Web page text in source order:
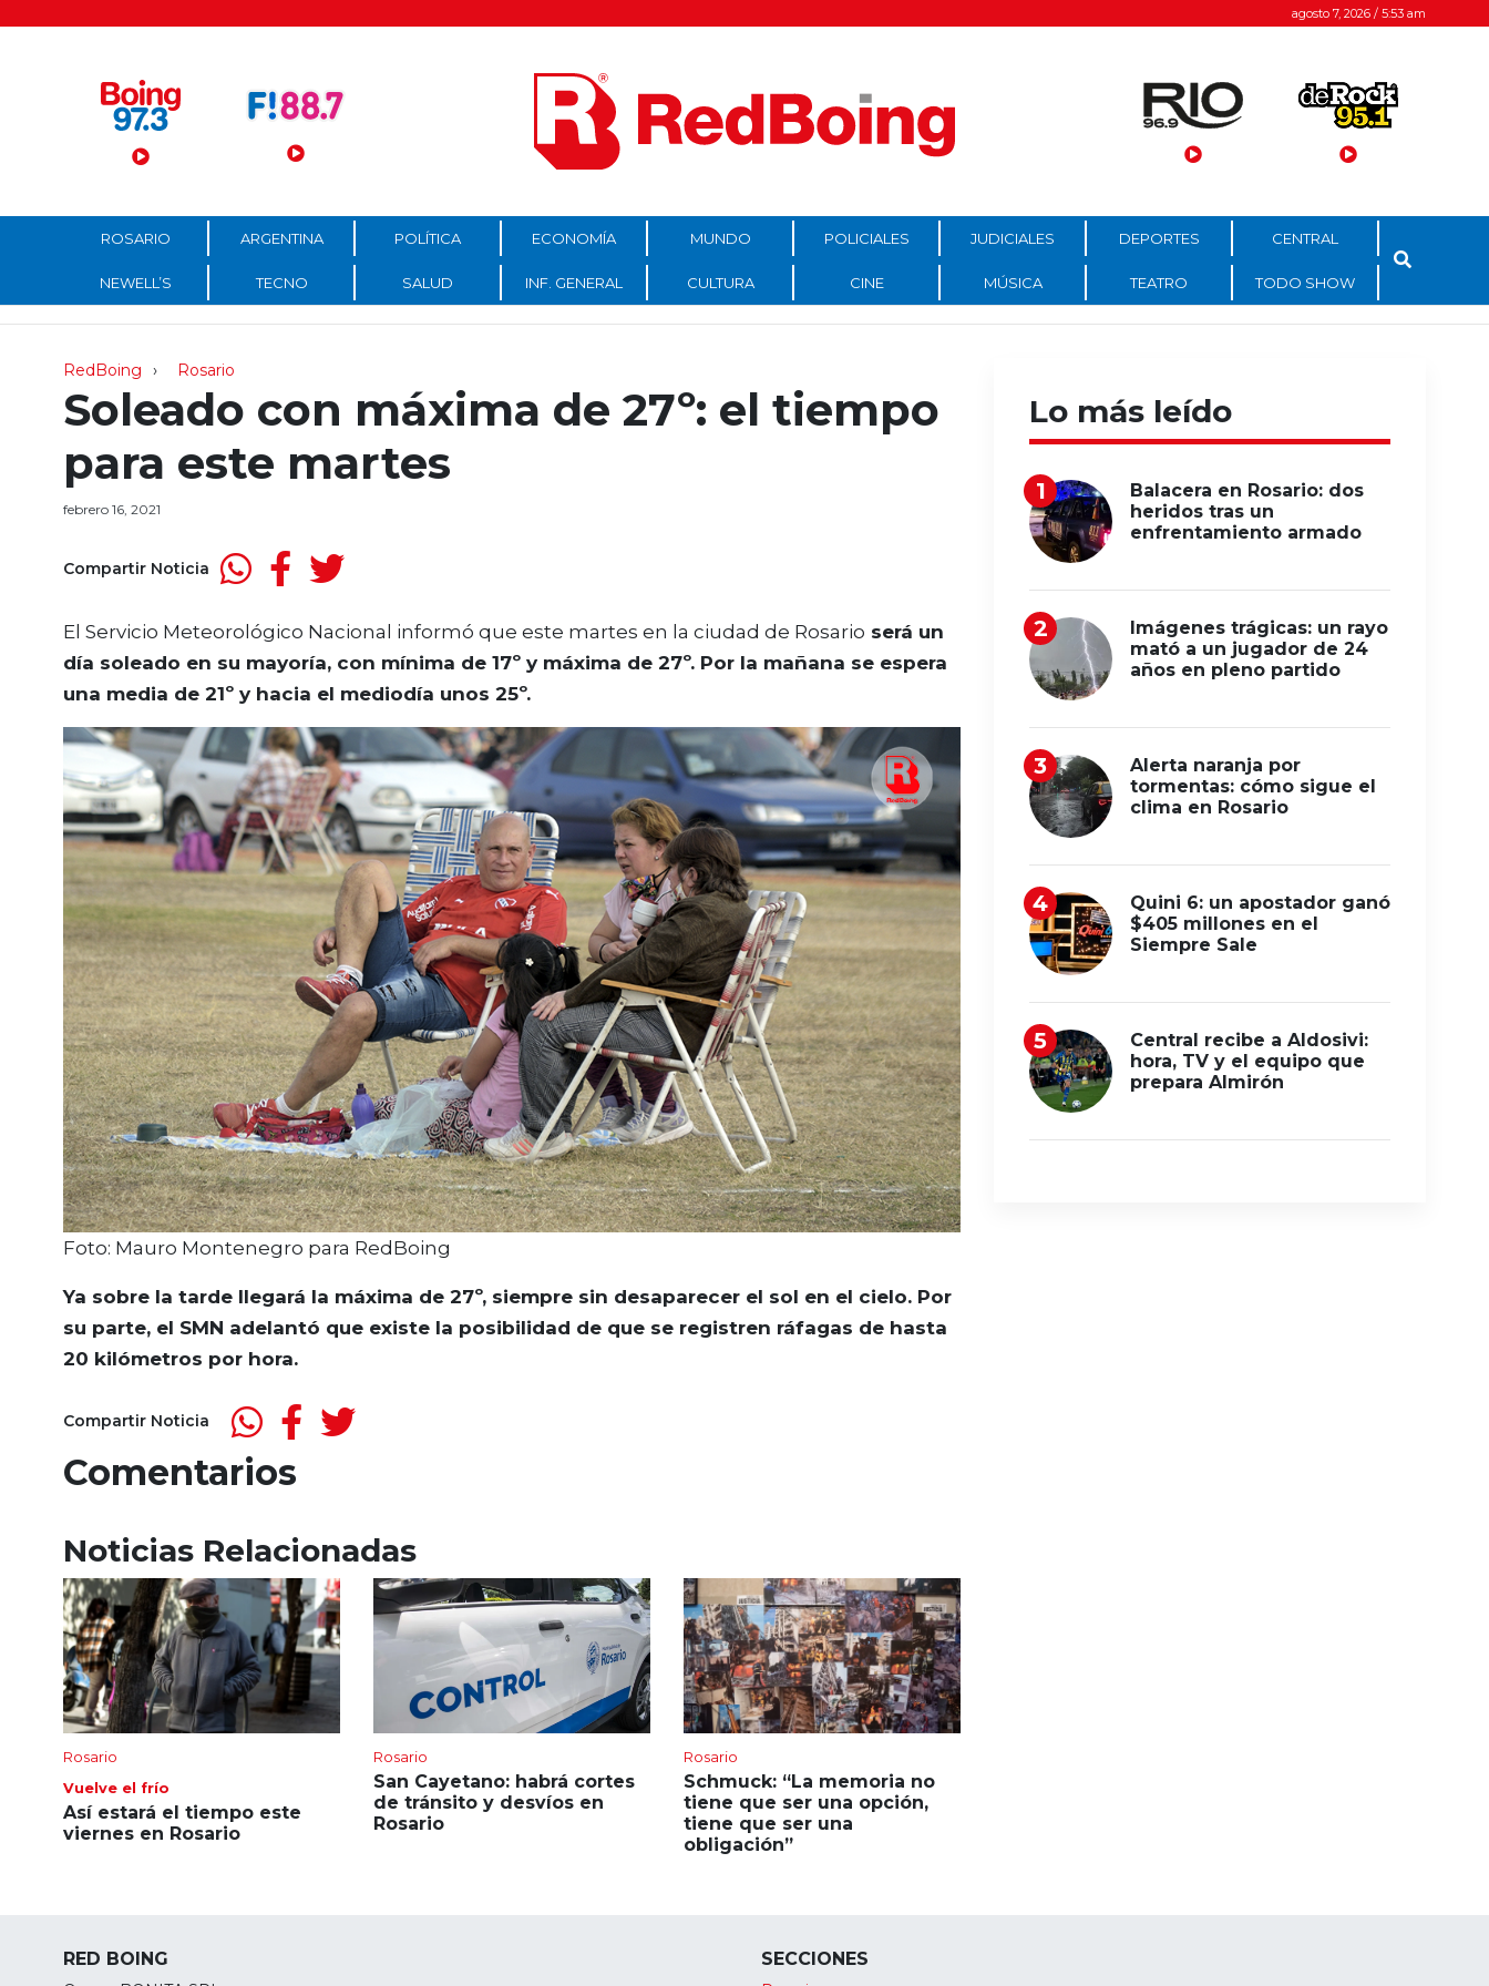
Menú Principal agosto 7, 2026 / 5:53 am
ROSARIO ARGENTINA POLÍTICA ECONOMÍA MUNDO POLICIALES JUDICIALES DEPORTES CENTRAL
NEWELL’S TECNO SALUD INF. GENERAL CULTURA CINE MÚSICA TEATRO TODO SHOW
RedBoing Rosario
Soleado con máxima de 27º: el tiempo
para este martes
febrero 16, 2021
Compartir Noticia
El Servicio Meteorológico Nacional informó que este martes en la ciudad de Rosario será un
día soleado en su mayoría, con mínima de 17º y máxima de 27º. Por la mañana se espera
una media de 21º y hacia el mediodía unos 25º.
Foto: Mauro Montenegro para RedBoing
Ya sobre la tarde llegará la máxima de 27º, siempre sin desaparecer el sol en el cielo. Por
su parte, el SMN adelantó que existe la posibilidad de que se registren ráfagas de hasta
20 kilómetros por hora.
Compartir Noticia
Comentarios
Noticias Relacionadas
Rosario
Vuelve el frío
Así estará el tiempo este
viernes en Rosario
Rosario
San Cayetano: habrá cortes
de tránsito y desvíos en
Rosario
Rosario
Schmuck: “La memoria no
tiene que ser una opción,
tiene que ser una
obligación”
Lo más leído
Balacera en Rosario: dos
heridos tras un
enfrentamiento armado
Imágenes trágicas: un rayo
mató a un jugador de 24
años en pleno partido
Alerta naranja por
tormentas: cómo sigue el
clima en Rosario
Quini 6: un apostador ganó
$405 millones en el
Siempre Sale
Central recibe a Aldosivi:
hora, TV y el equipo que
prepara Almirón
RED BOING SECCIONES